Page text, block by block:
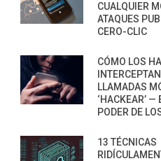
CUALQUIER
ATAQUES
CERO-CLIC
CÓMO LOS
LLAMADAS
‘HACKEAR’ —
PODER DE
13 TÉCNICAS